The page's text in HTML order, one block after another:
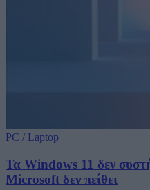
PC / Laptop
Τα Windows 11 δεν
Microsoft δεν πείθει